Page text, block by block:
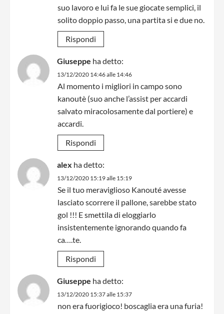
suo lavoro e lui fa le sue giocate semplici, il
solito doppio passo, una partita si e due no.
Rispondi
Giuseppe ha detto:
13/12/2020 14:46 alle 14:46
Al momento i migliori in campo sono
kanoutè (suo anche l’assist per accardi
salvato miracolosamente dal portiere) e
accardi.
Rispondi
alex ha detto:
13/12/2020 15:19 alle 15:19
Se il tuo meraviglioso Kanouté avesse
lasciato scorrere il pallone, sarebbe stato
gol !!! E smettila di eloggiarlo
insistentemente ignorando quando fa
ca….te.
Rispondi
Giuseppe ha detto:
13/12/2020 15:37 alle 15:37
non era fuorigioco! boscaglia era una furia!